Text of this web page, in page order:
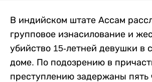
В индийском штате Ассам
групповое изнасилование и
убийство 15-летней девушки в
доме. По подозрению в
преступлению задержаны пять